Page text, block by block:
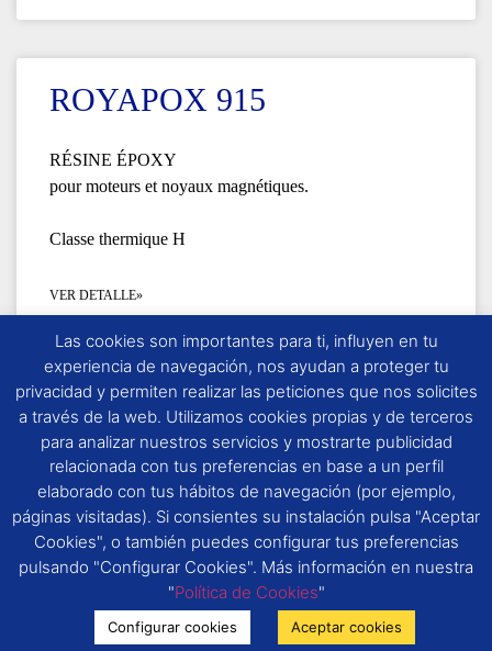
ROYAPOX 915
RÉSINE ÉPOXY
pour moteurs et noyaux magnétiques.
Classe thermique H
VER DETALLE»
ROYAPOX 502F (UL)
RÉSINE ÉPOXY
pour transformateur sec..
Classe thermique H
VER DETALLE»
Las cookies son importantes para ti, influyen en tu
experiencia de navegación, nos ayudan a proteger tu
privacidad y permiten realizar las peticiones que nos solicites
a través de la web. Utilizamos cookies propias y de terceros
para analizar nuestros servicios y mostrarte publicidad
relacionada con tus preferencias en base a un perfil
elaborado con tus hábitos de navegación (por ejemplo,
páginas visitadas). Si consientes su instalación pulsa "Aceptar
Cookies", o también puedes configurar tus preferencias
pulsando "Configurar Cookies". Más información en nuestra
"Política de Cookies"
Configurar cookies Aceptar cookies